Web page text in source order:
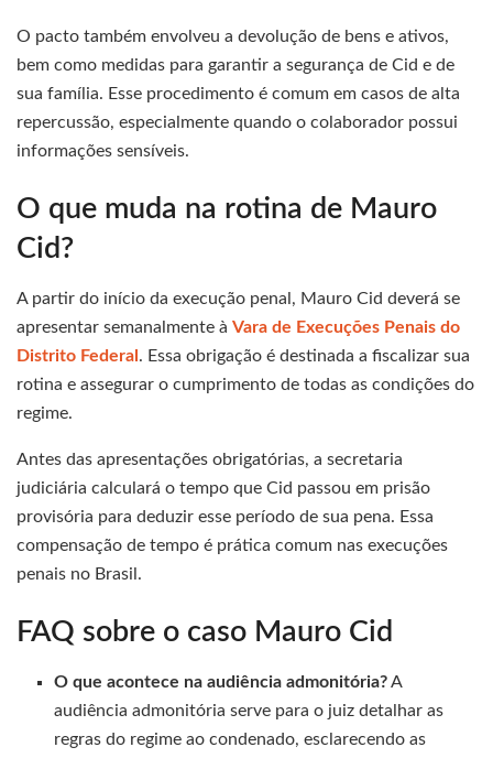
O pacto também envolveu a devolução de bens e ativos,
bem como medidas para garantir a segurança de Cid e de
sua família. Esse procedimento é comum em casos de alta
repercussão, especialmente quando o colaborador possui
informações sensíveis.
O que muda na rotina de Mauro
Cid?
A partir do início da execução penal, Mauro Cid deverá se
apresentar semanalmente à Vara de Execuções Penais do
Distrito Federal . Essa obrigação é destinada a fiscalizar sua
rotina e assegurar o cumprimento de todas as condições do
regime.
Antes das apresentações obrigatórias, a secretaria
judiciária calculará o tempo que Cid passou em prisão
provisória para deduzir esse período de sua pena. Essa
compensação de tempo é prática comum nas execuções
penais no Brasil.
FAQ sobre o caso Mauro Cid
O que acontece na audiência admonitória?A
audiência admonitória serve para o juiz detalhar as
regras do regime ao condenado, esclarecendo as